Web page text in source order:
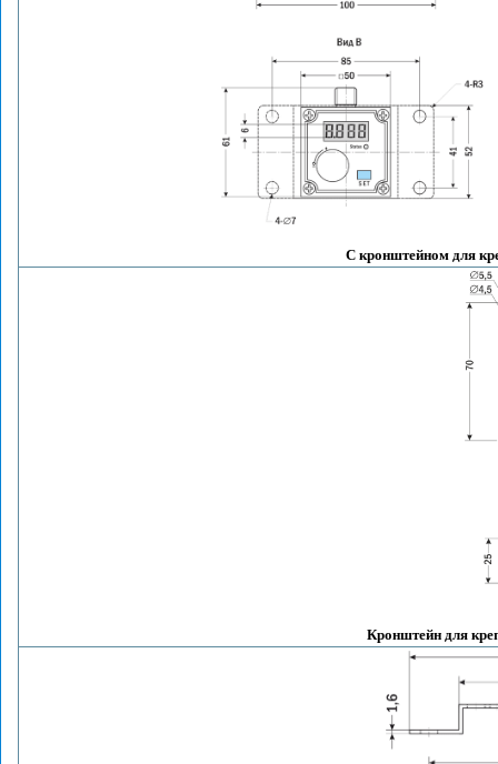
С кронштейном для
Кронштейн для